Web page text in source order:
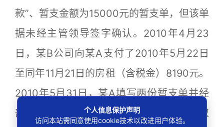
款”、暂支金额为15000元的暂支单，但该单
据未经主管领导签字确认。2010年4月23
日，某B公司向某A支付了2010年5月22日
至同年11月21日的房租（含税金）8190元。
2010年5月31日，某A填写两份暂支单并经
部门主管杨成心签字确认后向某B公司支取
个人信息保护声明
访问本站需同意使用cookie技术以改进用户体验。